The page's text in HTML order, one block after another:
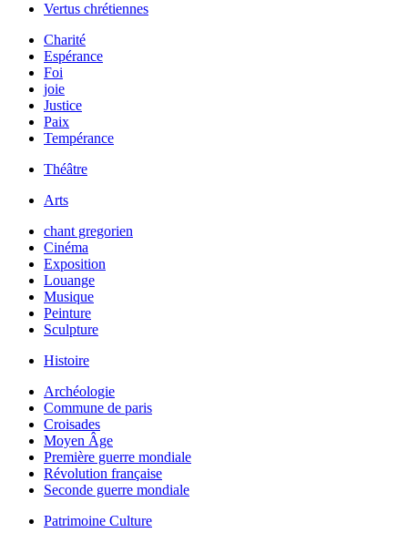
Vertus chrétiennes
Charité
Espérance
Foi
joie
Justice
Paix
Tempérance
Théâtre
Arts
chant gregorien
Cinéma
Exposition
Louange
Musique
Peinture
Sculpture
Histoire
Archéologie
Commune de paris
Croisades
Moyen Âge
Première guerre mondiale
Révolution française
Seconde guerre mondiale
Patrimoine Culture